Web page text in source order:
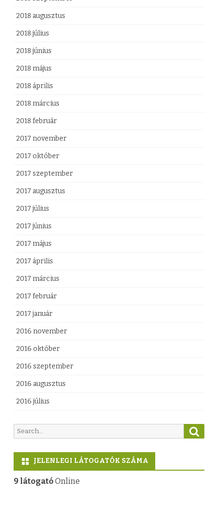
2018 augusztus
2018 július
2018 június
2018 május
2018 április
2018 március
2018 február
2017 november
2017 október
2017 szeptember
2017 augusztus
2017 július
2017 június
2017 május
2017 április
2017 március
2017 február
2017 január
2016 november
2016 október
2016 szeptember
2016 augusztus
2016 július
a
c
e
h
JELENLEGI LÁTOGATÓK SZÁMA
9 látogatóOnline